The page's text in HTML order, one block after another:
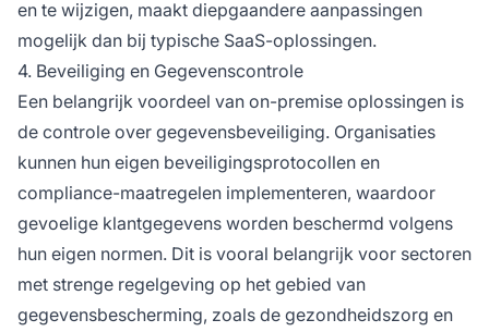
en te wijzigen, maakt diepgaandere aanpassingen
mogelijk dan bij typische SaaS-oplossingen.
4. Beveiliging en Gegevenscontrole
Een belangrijk voordeel van on-premise oplossingen is
de controle over gegevensbeveiliging. Organisaties
kunnen hun eigen beveiligingsprotocollen en
compliance-maatregelen implementeren, waardoor
gevoelige klantgegevens worden beschermd volgens
hun eigen normen. Dit is vooral belangrijk voor sectoren
met strenge regelgeving op het gebied van
gegevensbescherming, zoals de gezondheidszorg en